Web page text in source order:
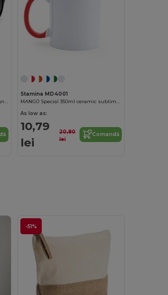
BRISA Sunglasses with classic design in gloss finish and UV400 protection
Stamina MD4001
MANGO Special 350ml ceramic sublimation mug
As low as:
10,79
lei
20,80
lei
Comandă
-51%